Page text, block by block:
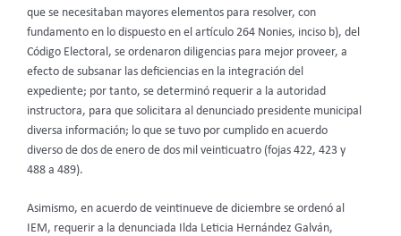
que se necesitaban mayores elementos para resolver, con
fundamento en lo dispuesto en el artículo 264 Nonies, inciso b), del
Código Electoral, se ordenaron diligencias para mejor proveer, a
efecto de subsanar las deficiencias en la integración del
expediente; por tanto, se determinó requerir a la autoridad
instructora, para que solicitara al denunciado presidente municipal
diversa información; lo que se tuvo por cumplido en acuerdo
diverso de dos de enero de dos mil veinticuatro (fojas 422, 423 y
488 a 489).
Asimismo, en acuerdo de veintinueve de diciembre se ordenó al
IEM, requerir a la denunciada Ilda Leticia Hernández Galván,